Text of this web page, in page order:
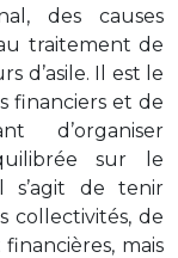
des causes
traitement de
d’asile. Il est le
financiers et de
d’organiser
sur le
s’agit de tenir
collectivités, de
mais